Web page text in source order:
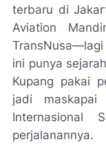
terbaru di
Aviation
ini punya
Kupang pakai
jadi
Internasional
perjalanannya.